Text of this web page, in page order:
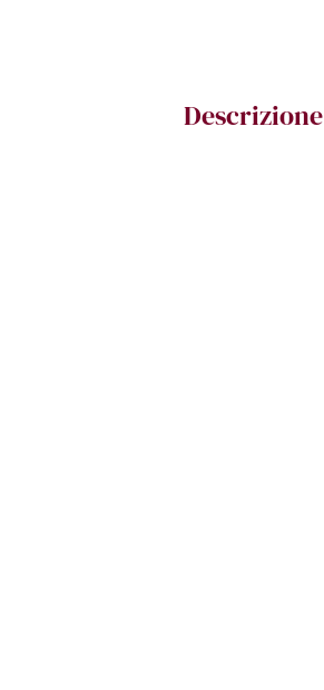
Descrizione